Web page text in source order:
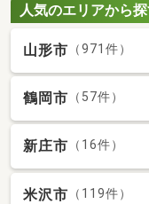
人気のエリアから
山形市 （971件）
鶴岡市 （57件）
新庄市 （16件）
米沢市 （119件）